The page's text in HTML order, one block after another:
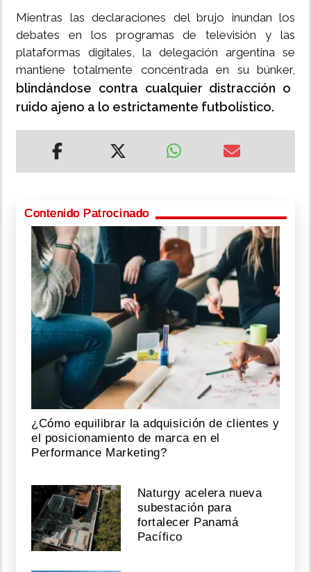
Mientras las declaraciones del brujo inundan los
debates en los programas de televisión y las
plataformas digitales, la delegación argentina se
mantiene totalmente concentrada en su búnker,
blindándose contra cualquier distracción o
ruido ajeno a lo estrictamente futbolístico.
Contenido Patrocinado
¿Cómo equilibrar la adquisición de clientes y
el posicionamiento de marca en el
Performance Marketing?
Naturgy acelera nueva
subestación para
fortalecer Panamá
Pacífico